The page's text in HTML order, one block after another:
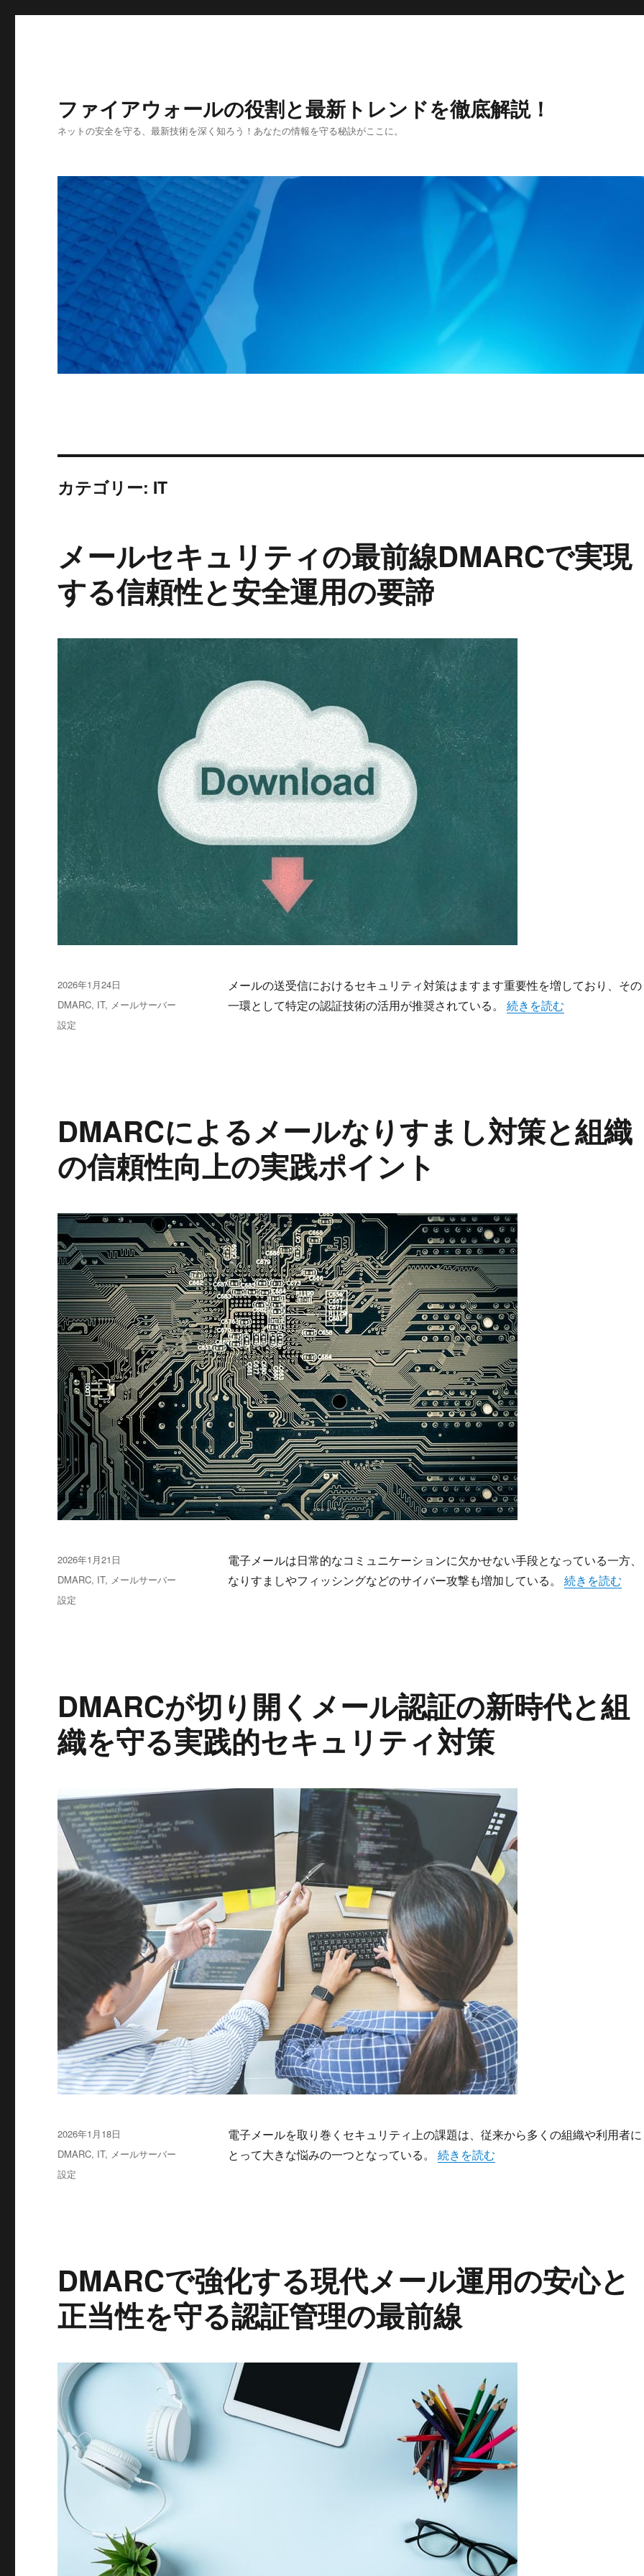
ファイアウォールの役割と最新トレンドを徹底解説！
ネットの安全を守る、最新技術を深く知ろう！あなたの情報を守る秘訣がここに。
カテゴリー: IT
メールセキュリティの最前線DMARCで実現
する信頼性と安全運用の要諦
メールの送受信におけるセキュリティ対策はますます重要性を増しており、その
一環として特定の認証技術の活用が推奨されている。 “メールセキュリティの最
続きを読む
投
稿
2026年1月24日
カ
テ
ゴ
DMARC, IT, メールサーバー
タ
設定
DMARCによるメールなりすまし対策と組織
の信頼性向上の実践ポイント
電子メールは日常的なコミュニケーションに欠かせない手段となっている一方、
なりすましやフィッシングなどのサイバー攻撃も増加している。 “DMARCによ
続きを読む
投
稿
2026年1月21日
カ
テ
ゴ
DMARC, IT, メールサーバー
タ
設定
DMARCが切り開くメール認証の新時代と組
織を守る実践的セキュリティ対策
電子メールを取り巻くセキュリティ上の課題は、従来から多くの組織や利用者に
とって大きな悩みの一つとなっている。 “DMARCが切り開くメール認証の新時
続きを読む
投
稿
2026年1月18日
カ
テ
ゴ
DMARC, IT, メールサーバー
タ
設定
DMARCで強化する現代メール運用の安心と
正当性を守る認証管理の最前線